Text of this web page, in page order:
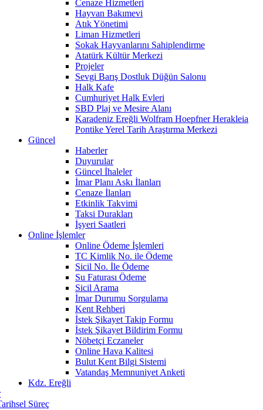
Cenaze Hizmetleri
Hayvan Bakımevi
Atık Yönetimi
Liman Hizmetleri
Sokak Hayvanlarını Sahiplendirme
Atatürk Kültür Merkezi
Projeler
Sevgi Barış Dostluk Düğün Salonu
Halk Kafe
Cumhuriyet Halk Evleri
SBD Plaj ve Mesire Alanı
Karadeniz Ereğli Wolfram Hoepfner Herakleia
Pontike Yerel Tarih Araştırma Merkezi
Güncel
Haberler
Duyurular
Güncel İhaleler
İmar Planı Askı İlanları
Cenaze İlanları
Etkinlik Takvimi
Taksi Durakları
İşyeri Saatleri
Online İşlemler
Online Ödeme İşlemleri
TC Kimlik No. ile Ödeme
Sicil No. İle Ödeme
Su Faturası Ödeme
Sicil Arama
İmar Durumu Sorgulama
Kent Rehberi
İstek Şikayet Takip Formu
İstek Şikayet Bildirim Formu
Nöbetçi Eczaneler
Online Hava Kalitesi
Bulut Kent Bilgi Sistemi
Vatandaş Memnuniyet Anketi
Kdz. Ereğli
Süreç